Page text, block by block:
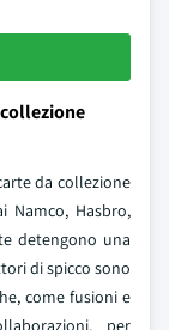
da collezione
Namco, Hasbro,
detengono una
di spicco sono
come fusioni e
per